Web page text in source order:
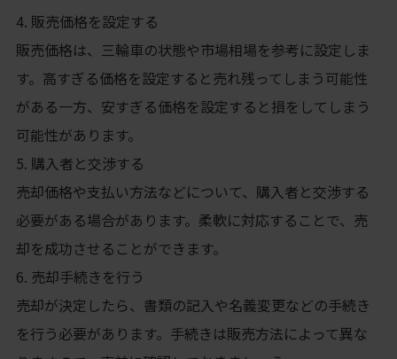
4. 販売価格を設定する
販売価格は、三輪車の状態や市場相場を参考に設定しま
す。高すぎる価格を設定すると売れ残ってしまう可能性
がある一方、安すぎる価格を設定すると損をしてしまう
可能性があります。
5. 購入者と交渉する
売却価格や支払い方法などについて、購入者と交渉する
必要がある場合があります。柔軟に対応することで、売
却を成功させることができます。
6. 売却手続きを行う
売却が決定したら、書類の記入や名義変更などの手続き
を行う必要があります。手続きは販売方法によって異な